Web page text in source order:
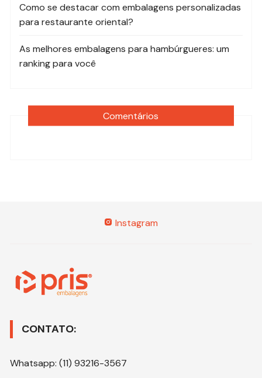
Como se destacar com embalagens personalizadas
para restaurante oriental?
As melhores embalagens para hambúrgueres: um
ranking para você
Comentários
Instagram
CONTATO:
Whatsapp: (11) 93216-3567